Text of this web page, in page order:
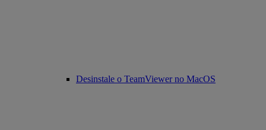
Desinstale o TeamViewer no MacOS